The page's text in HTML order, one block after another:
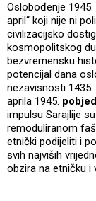
Oslobođenje
april“ koji nije ni
civilizacijsko
kosmopolitskog
bezvremensku
potencijal dana
nezavisnosti
aprila 1945.
impulsu Sarajlije
remoduliranom
etnički podijeliti i
svih najviših
obzira na etničku i